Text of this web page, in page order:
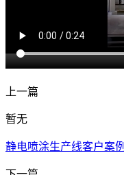
上一篇
暂无
静电喷涂生产线客户案例